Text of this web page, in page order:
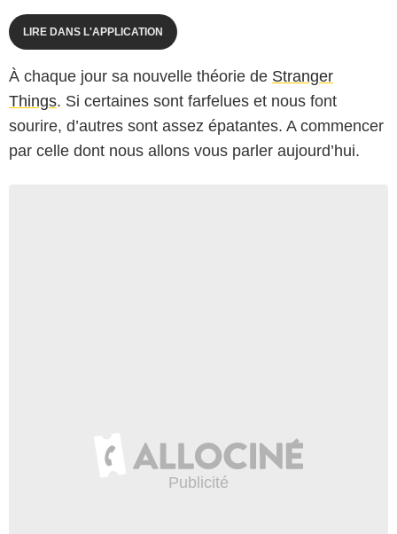
LIRE DANS L'APPLICATION
À chaque jour sa nouvelle théorie de Stranger
Things. Si certaines sont farfelues et nous font
sourire, d’autres sont assez épatantes. A commencer
par celle dont nous allons vous parler aujourd’hui.